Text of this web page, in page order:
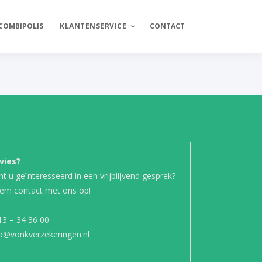
KLANTENSERVICE CONTACT
u geïnteresseerd in een vrijblijvend gesprek?
contact met ons op!
– 34 36 00